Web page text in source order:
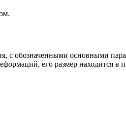
с обозначенными основными
его размер находится